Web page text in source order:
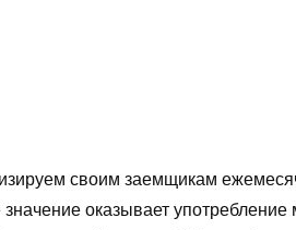
своим заемщикам
оказывает